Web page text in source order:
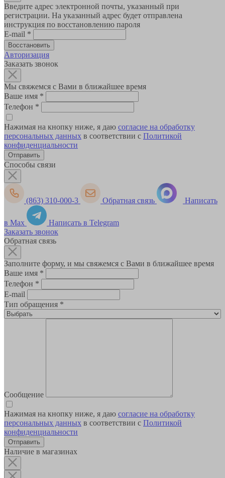
Введите адрес электронной почты, указанный при
регистрации. На указанный адрес будет отправлена
инструкция по восстановлению пароля
E-mail *
Авторизация
Заказать звонок
Мы свяжемся с Вами в ближайшее время
Ваше имя *
Телефон *
Нажимая на кнопку ниже, я даю согласие на обработку
персональных данных в соответствии с Политикой
конфиденциальности
Способы связи
(863) 310-000-3 Обратная связь Написать
в Max
Написать в Telegram
Заказать звонок
Обратная связь
Заполните форму, и мы свяжемся с Вами в ближайшее время
Ваше имя *
Телефон *
E-mail
Тип обращения *
Сообщение
Нажимая на кнопку ниже, я даю согласие на обработку
персональных данных в соответствии с Политикой
конфиденциальности
Наличие в магазинах